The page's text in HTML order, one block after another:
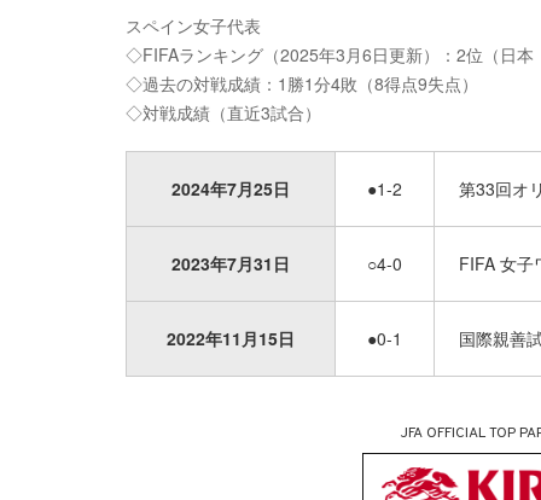
スペイン女子代表
◇FIFAランキング（2025年3月6日更新）：2位（日本
◇過去の対戦成績：1勝1分4敗（8得点9失点）
◇対戦成績（直近3試合）
2024年7月25日 ●1-2 第33回オ
2023年7月31日 ○4-0 FIFA 女子
2022年11月15日 ●0-1 国際親善
JFA OFFICIALTOP